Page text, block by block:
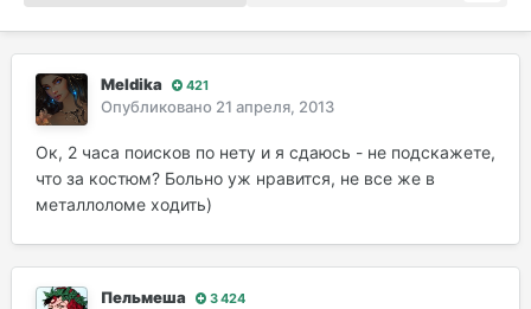
Meldika 421
Опубликовано 21 апреля, 2013
Ок, 2 часа поисков по нету и я сдаюсь - не подскажете,
что за костюм? Больно уж нравится, не все же в
металлоломе ходить)
Пельмеша 3 424